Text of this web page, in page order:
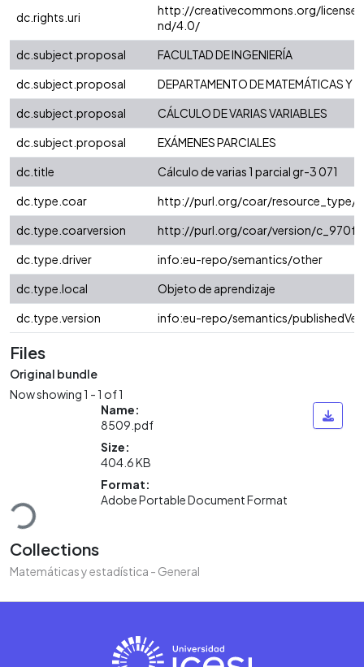
dc.rights.uri
http://creativecommons.org/
nd/4.0/
dc.subject.proposal
FACULTAD DE INGENIERÍA
dc.subject.proposal
DEPARTAMENTO DE MATEMÁTICAS Y
dc.subject.proposal
CÁLCULO DE VARIAS VARIABLES
dc.subject.proposal
EXÁMENES PARCIALES
dc.title
Cálculo de varias 1 parcial gr-3 071
dc.type.coar
http://purl.org/coar/resource_type/
dc.type.coarversion
http://purl.org/coar/version/
dc.type.driver
info:eu-repo/semantics/other
dc.type.local
Objeto de aprendizaje
dc.type.version
info:eu-repo/semantics/
Files
Original bundle
Now showing1 - 1 of 1
Name:
8509.pdf
Size:
404.6 KB
Format:
Adobe Portable Document Format
Collections
Matemáticas y estadística - General